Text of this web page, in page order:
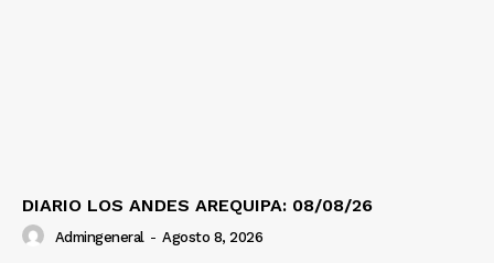
Contacto
DIARIO LOS ANDES AREQUIPA: 08/08/26
Admingeneral - Agosto 8, 2026